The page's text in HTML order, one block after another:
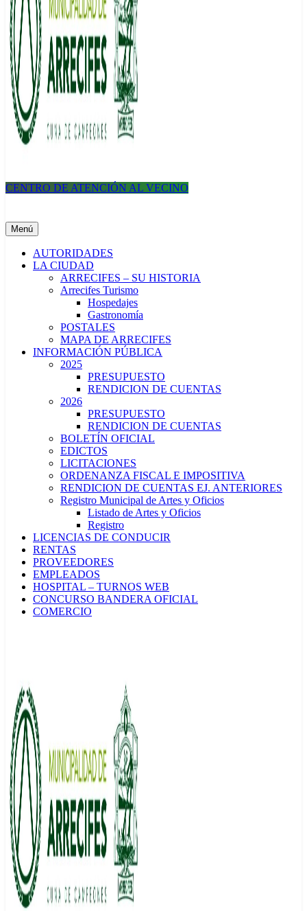
CENTRO DE ATENCIÓN AL VECINO
Menú
AUTORIDADES
LA CIUDAD
ARRECIFES – SU HISTORIA
Arrecifes Turismo
Hospedajes
Gastronomía
POSTALES
MAPA DE ARRECIFES
INFORMACIÓN PÚBLICA
2025
PRESUPUESTO
RENDICION DE CUENTAS
2026
PRESUPUESTO
RENDICION DE CUENTAS
BOLETÍN OFICIAL
EDICTOS
LICITACIONES
ORDENANZA FISCAL E IMPOSITIVA
RENDICION DE CUENTAS EJ. ANTERIORES
Registro Municipal de Artes y Oficios
Listado de Artes y Oficios
Registro
LICENCIAS DE CONDUCIR
RENTAS
PROVEEDORES
EMPLEADOS
HOSPITAL – TURNOS WEB
CONCURSO BANDERA OFICIAL
COMERCIO